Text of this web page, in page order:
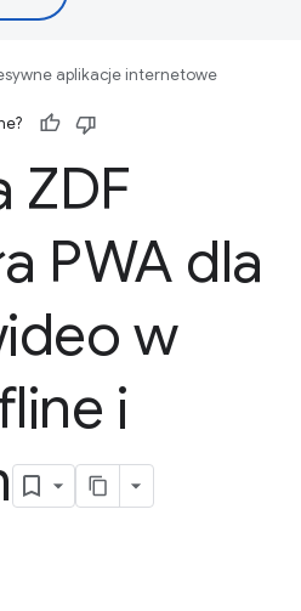
aplikacje internetowe
ZDF
PWA dla
w
i